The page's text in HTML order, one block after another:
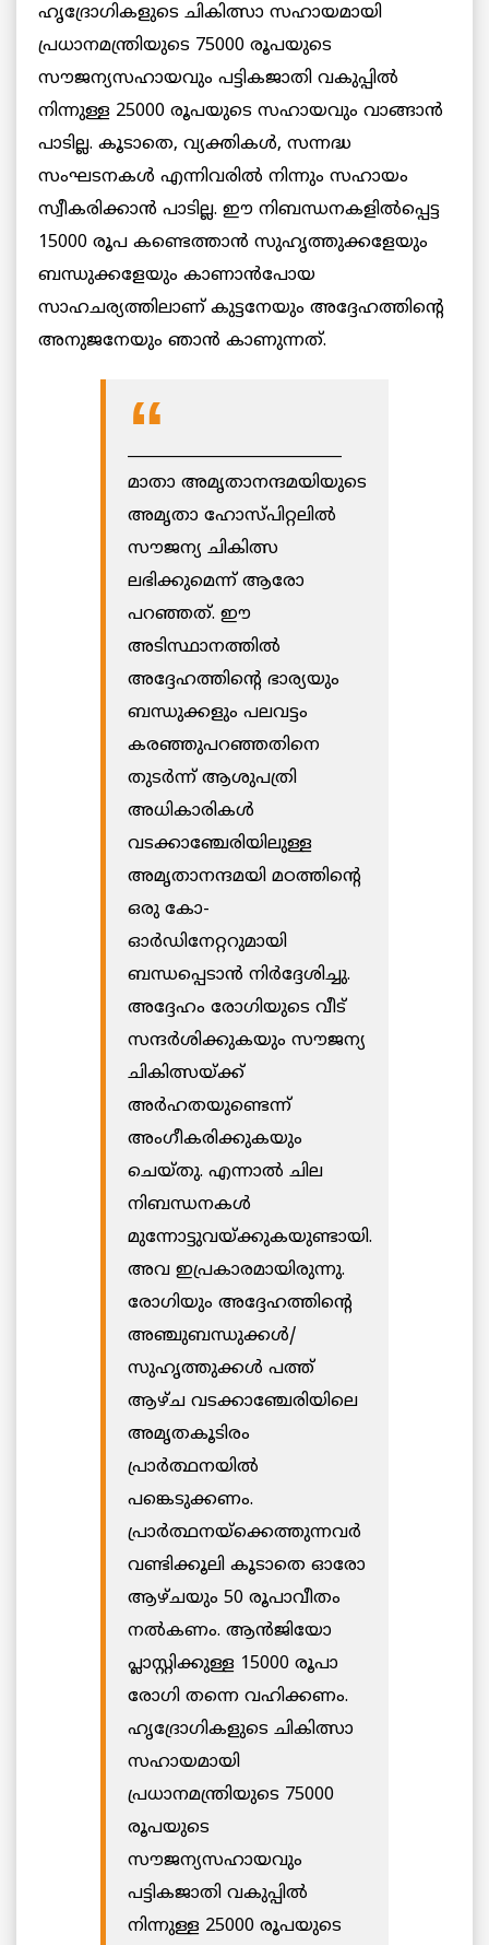
ഹൃദ്രോഗികളുടെ ചികിത്സാ സഹായമായി
പ്രധാനമന്ത്രിയുടെ 75000 രൂപയുടെ
സൗജന്യസഹായവും പട്ടികജാതി വകുപ്പില്‍
നിന്നുള്ള 25000 രൂപയുടെ സഹായവും വാങ്ങാന്‍
പാടില്ല. കൂടാതെ, വ്യക്തികള്‍, സന്നദ്ധ
സംഘടനകള്‍ എന്നിവരില്‍ നിന്നും സഹായം
സ്വീകരിക്കാന്‍ പാടില്ല. ഈ നിബന്ധനകളില്‍പ്പെട്ട
15000 രൂപ കണ്ടെത്താന്‍ സുഹൃത്തുക്കളേയും
ബന്ധുക്കളേയും കാണാന്‍പോയ
സാഹചര്യത്തിലാണ് കുട്ടനേയും അദ്ദേഹത്തിന്റെ
അനുജനേയും ഞാന്‍ കാണുന്നത്.
____________________________
മാതാ അമൃതാനന്ദമയിയുടെ
അമൃതാ ഹോസ്പിറ്റലില്‍
സൗജന്യ ചികിത്സ
ലഭിക്കുമെന്ന് ആരോ
പറഞ്ഞത്. ഈ
അടിസ്ഥാനത്തില്‍
അദ്ദേഹത്തിന്റെ ഭാര്യയും
ബന്ധുക്കളും പലവട്ടം
കരഞ്ഞുപറഞ്ഞതിനെ
തുടര്‍ന്ന് ആശുപത്രി
അധികാരികള്‍
വടക്കാഞ്ചേരിയിലുള്ള
അമൃതാനന്ദമയി മഠത്തിന്റെ
ഒരു കോ-
ഓര്‍ഡിനേറ്ററുമായി
ബന്ധപ്പെടാന്‍ നിര്‍ദ്ദേശിച്ചു.
അദ്ദേഹം രോഗിയുടെ വീട്
സന്ദര്‍ശിക്കുകയും സൗജന്യ
ചികിത്സയ്ക്ക്
അര്‍ഹതയുണ്ടെന്ന്
അംഗീകരിക്കുകയും
ചെയ്തു. എന്നാല്‍ ചില
നിബന്ധനകള്‍
മുന്നോട്ടുവയ്ക്കുകയുണ്ടായി.
അവ ഇപ്രകാരമായിരുന്നു.
രോഗിയും അദ്ദേഹത്തിന്റെ
അഞ്ചുബന്ധുക്കള്‍/
സുഹൃത്തുക്കള്‍ പത്ത്
ആഴ്ച വടക്കാഞ്ചേരിയിലെ
അമൃതകൂടിരം
പ്രാര്‍ത്ഥനയില്‍
പങ്കെടുക്കണം.
പ്രാര്‍ത്ഥനയ്‌ക്കെത്തുന്നവര്‍
വണ്ടിക്കൂലി കൂടാതെ ഓരോ
ആഴ്ചയും 50 രൂപാവീതം
നല്‍കണം. ആന്‍ജിയോ
പ്ലാസ്റ്റിക്കുള്ള 15000 രൂപാ
രോഗി തന്നെ വഹിക്കണം.
ഹൃദ്രോഗികളുടെ ചികിത്സാ
സഹായമായി
പ്രധാനമന്ത്രിയുടെ 75000
രൂപയുടെ
സൗജന്യസഹായവും
പട്ടികജാതി വകുപ്പില്‍
നിന്നുള്ള 25000 രൂപയുടെ